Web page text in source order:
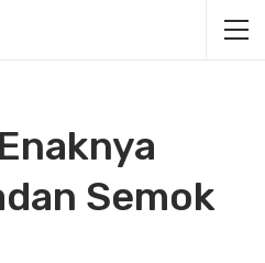
Semok